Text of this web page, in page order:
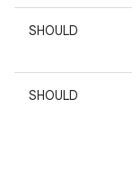
SHOULD
SHOULD